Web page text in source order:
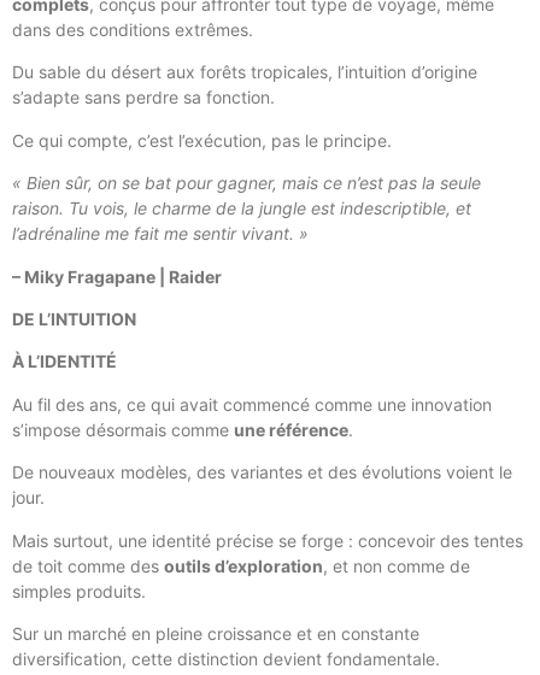
complets, conçus pour affronter tout type de voyage, même
dans des conditions extrêmes.
Du sable du désert aux forêts tropicales, l’intuition d’origine
s’adapte sans perdre sa fonction.
Ce qui compte, c’est l’exécution, pas le principe.
« Bien sûr, on se bat pour gagner, mais ce n’est pas la seule
raison. Tu vois, le charme de la jungle est indescriptible, et
l’adrénaline me fait me sentir vivant. »
– Miky Fragapane | Raider
DE L’INTUITION
À L’IDENTITÉ
Au fil des ans, ce qui avait commencé comme une innovation
s’impose désormais comme une référence.
De nouveaux modèles, des variantes et des évolutions voient le
jour.
Mais surtout, une identité précise se forge : concevoir des tentes
de toit comme des outils d’exploration, et non comme de
simples produits.
Sur un marché en pleine croissance et en constante
diversification, cette distinction devient fondamentale.